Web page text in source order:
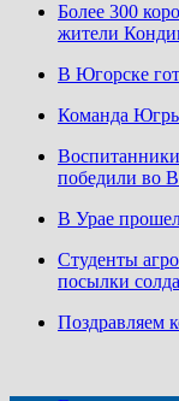
Более 300
жители
В Югорске
Команда
победили во
В Урае
Студенты
посылки
Поздравляем